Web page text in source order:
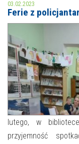
MOJE KONTO
AKTUALNOŚCI
NAJBLIŻSZE
NASZA OFERTA
STREFA WIEDZY
STREFA KOLORU
FORMY
NASZE FILIE
03.02.2023
Ferie z
lutego, w
przyjemność